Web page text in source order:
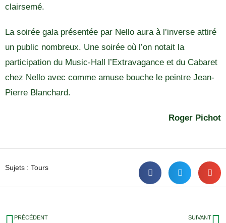
clairsemé.
La soirée gala présentée par Nello aura à l’inverse attiré
un public nombreux. Une soirée où l’on notait la
participation du Music-Hall l’Extravagance et du Cabaret
chez Nello avec comme amuse bouche le peintre Jean-
Pierre Blanchard.
Roger Pichot
Sujets : Tours
PRÉCÉDENT SUIVANT